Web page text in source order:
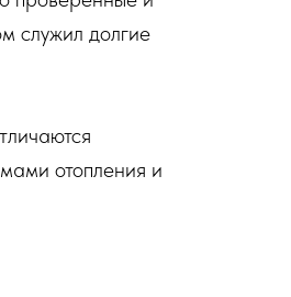
служил долгие
отопления и